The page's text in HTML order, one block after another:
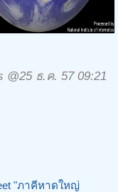
@25 ธ.ค. 57 09:21
"ภาคีหาดใหญ่